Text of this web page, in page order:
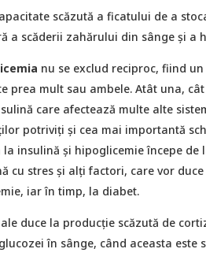
scăzută a ficatului de a
a scăderii zahărului din sânge și a
nu se exclud reciproc, fiind
prea mult sau ambele. Atât una,
care afectează multe alte
potriviți și cea mai importantă
insulină și hipoglicemie începe de
cu stres și alți factori, care vor duce
iar în timp, la diabet.
duce la producție scăzută de
în sânge, când aceasta este